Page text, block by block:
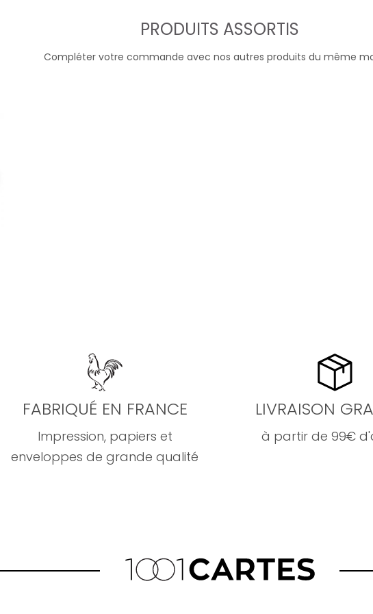
PRODUITS ASSORTIS
Compléter votre commande avec nos autres produits du même
FABRIQUÉ EN FRANCE
Impression, papiers et
enveloppes de grande qualité
LIVRAISON
à partir de 99€